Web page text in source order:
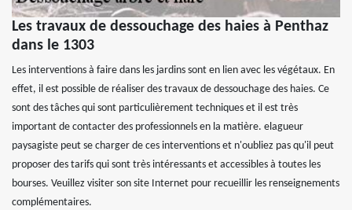
Les travaux de dessouchage des haies à Penthaz
dans le 1303
Les interventions à faire dans les jardins sont en lien avec les végétaux. En
effet, il est possible de réaliser des travaux de dessouchage des haies. Ce
sont des tâches qui sont particulièrement techniques et il est très
important de contacter des professionnels en la matière. elagueur
paysagiste peut se charger de ces interventions et n'oubliez pas qu'il peut
proposer des tarifs qui sont très intéressants et accessibles à toutes les
bourses. Veuillez visiter son site Internet pour recueillir les renseignements
complémentaires.